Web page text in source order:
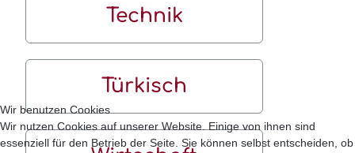
Technik
Türkisch
Wir benutzen Cookies
Wir nutzen Cookies auf unserer Website. Einige von ihnen sind
essenziell für den Betrieb der Seite. Sie können selbst entscheiden, ob